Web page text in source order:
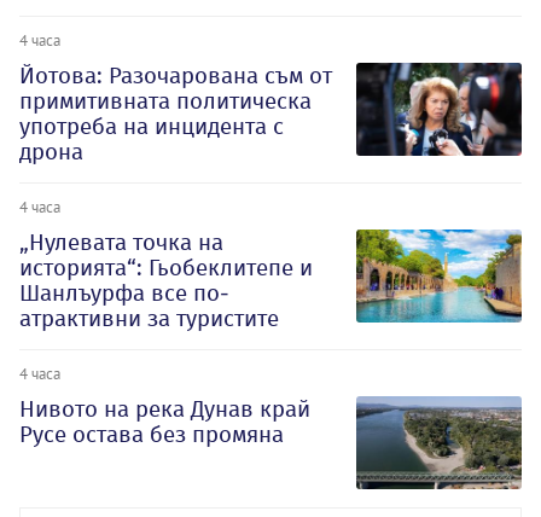
4 часа
Йотова: Разочарована съм от
примитивната политическа
употреба на инцидента с
дрона
4 часа
„Нулевата точка на
историята“: Гьобеклитепе и
Шанлъурфа все по-
атрактивни за туристите
4 часа
Нивото на река Дунав край
Русе остава без промяна